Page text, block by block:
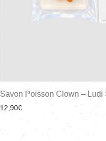
Savon Poisson Clown – Ludi
12,90€